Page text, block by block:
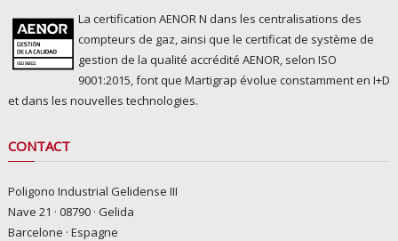
La certification AENOR N dans les centralisations des
compteurs de gaz, ainsi que le certificat de système de
gestion de la qualité accrédité AENOR, selon ISO
9001:2015, font que Martigrap évolue constamment en I+D
et dans les nouvelles technologies.
CONTACT
Poligono Industrial Gelidense III
Nave 21 · 08790 · Gelida
Barcelone · Espagne